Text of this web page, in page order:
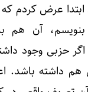
ابتدا عرض کردم
بنویسم، آن هم
حزبی وجود
داشته باشد.